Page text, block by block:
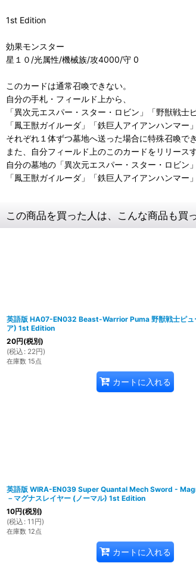
1st Edition
効果モンスター
星１０/光属性/機械族/攻4000/守 0
このカードは通常召喚できない。
自分の手札・フィールド上から、
「異次元エスパー・スター・ロビン」「野獣戦士
「鳳王獣ガイルーダ」「鉄巨人アイアンハンマー
それぞれ１体ずつ墓地へ送った場合に特殊召喚でき
また、自分フィールド上のこのカードをリリースす
自分の墓地の「異次元エスパー・スター・ロビン
「鳳王獣ガイルーダ」「鉄巨人アイアンハンマー
この商品を買った人は、こんな商品も買
英語版 HA07-EN032 Beast-Warrior Puma 野獣戦士ピュ
ア) 1st Edition
20円(税別)
(税込 : 22円)
在庫数 15点
カートに入れる
英語版 WIRA-EN039 Super Quantal Mech Sword -
－マグナスレイヤー (ノーマル) 1st Edition
10円(税別)
(税込 : 11 円)
在庫数 12点
カートに入れる